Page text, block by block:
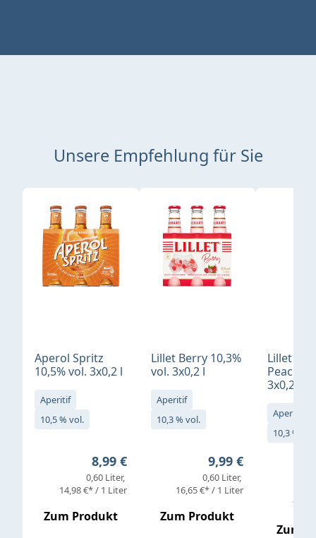
Unsere Empfehlung für Sie
Produktgalerie überspringen
Aperol Spritz
10,5% vol. 3x0,2 l
Aperitif
10,5 % vol.
Regulärer Preis:
8,99 €
0,60 Liter
14,98 €* / 1 Liter
Zum Produkt
Lillet Berry 10,3%
vol. 3x0,2 l
Aperitif
10,3 % vol.
Regulärer Preis:
9,99 €
0,60 Liter
16,65 €* / 1 Liter
Zum Produkt
Lillet
Peach
3x0,2 l
Aperitif
10,3 % vol.
Zum